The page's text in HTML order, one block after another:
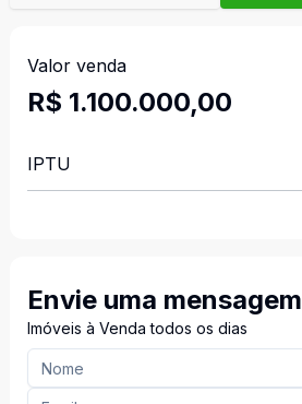
Valor venda
R$ 1.100.000,00
IPTU
Envie uma mensagem
Imóveis à Venda todos os dias